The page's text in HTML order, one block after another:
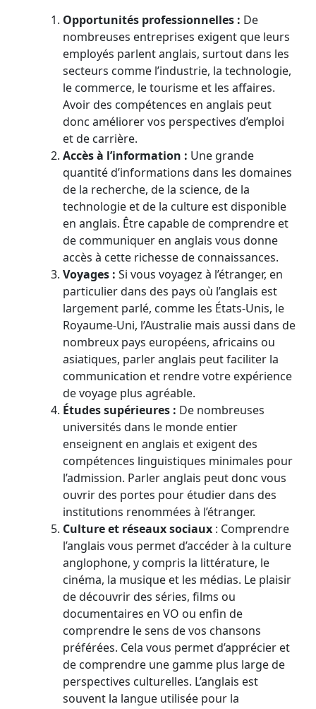
Opportunités professionnelles : De
nombreuses entreprises exigent que leurs
employés parlent anglais, surtout dans les
secteurs comme l’industrie, la technologie,
le commerce, le tourisme et les affaires.
Avoir des compétences en anglais peut
donc améliorer vos perspectives d’emploi
et de carrière.
Accès à l’information : Une grande
quantité d’informations dans les domaines
de la recherche, de la science, de la
technologie et de la culture est disponible
en anglais. Être capable de comprendre et
de communiquer en anglais vous donne
accès à cette richesse de connaissances.
Voyages : Si vous voyagez à l’étranger, en
particulier dans des pays où l’anglais est
largement parlé, comme les États-Unis, le
Royaume-Uni, l’Australie mais aussi dans de
nombreux pays européens, africains ou
asiatiques, parler anglais peut faciliter la
communication et rendre votre expérience
de voyage plus agréable.
Études supérieures : De nombreuses
universités dans le monde entier
enseignent en anglais et exigent des
compétences linguistiques minimales pour
l’admission. Parler anglais peut donc vous
ouvrir des portes pour étudier dans des
institutions renommées à l’étranger.
Culture et réseaux sociaux : Comprendre
l’anglais vous permet d’accéder à la culture
anglophone, y compris la littérature, le
cinéma, la musique et les médias. Le plaisir
de découvrir des séries, films ou
documentaires en VO ou enfin de
comprendre le sens de vos chansons
préférées. Cela vous permet d’apprécier et
de comprendre une gamme plus large de
perspectives culturelles. L’anglais est
souvent la langue utilisée pour la